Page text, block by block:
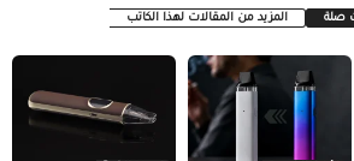
صلة المزيد من المقالات لهذا الكاتب